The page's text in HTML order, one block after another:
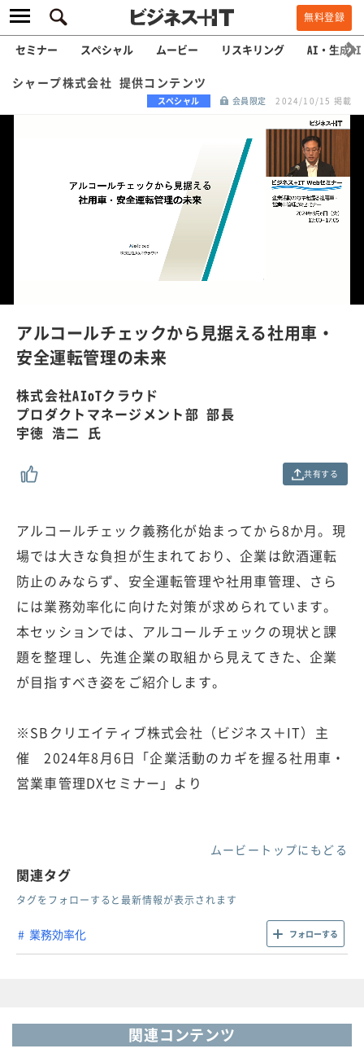
無料登録
セミナー スペシャル ムービー リスキリング AI・生成AI
シャープ株式会社 提供コンテンツ
スペシャル 会員限定 2024/10/15 掲載
d
1
%
アルコールチェックから見据える社用車・
安全運転管理の未来
株式会社AIoTクラウド
プロダクトマネージメント部 部長
宇徳 浩二 氏
共有する
アルコールチェック義務化が始まってから8か月。現
場では大きな負担が生まれており、企業は飲酒運転
防止のみならず、安全運転管理や社用車管理、さら
には業務効率化に向けた対策が求められています。
本セッションでは、アルコールチェックの現状と課
題を整理し、先進企業の取組から見えてきた、企業
が目指すべき姿をご紹介します。
※SBクリエイティブ株式会社（ビジネス＋IT）主
催 2024年8月6日「企業活動のカギを握る社用車・
営業車管理DXセミナー」より
ムービートップにもどる
関連タグ
タグをフォローすると最新情報が表示されます
業務効率化 フォローする
関連コンテンツ